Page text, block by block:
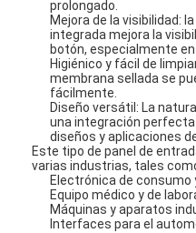
Película protectora y
prolongado.
Mejora de la visibilidad:
integrada mejora la
botón, especialmente
Higiénico y fácil de
membrana sellada se
fácilmente.
Diseño versátil: La
una integración
diseños y aplicaciones
Este tipo de panel de
varias industrias, tales
Electrónica de
Equipo médico y de
Máquinas y aparatos
Interfaces para el